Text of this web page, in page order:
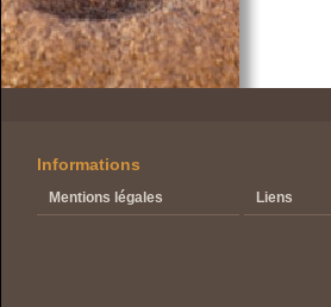
Informations
Mentions légales Liens